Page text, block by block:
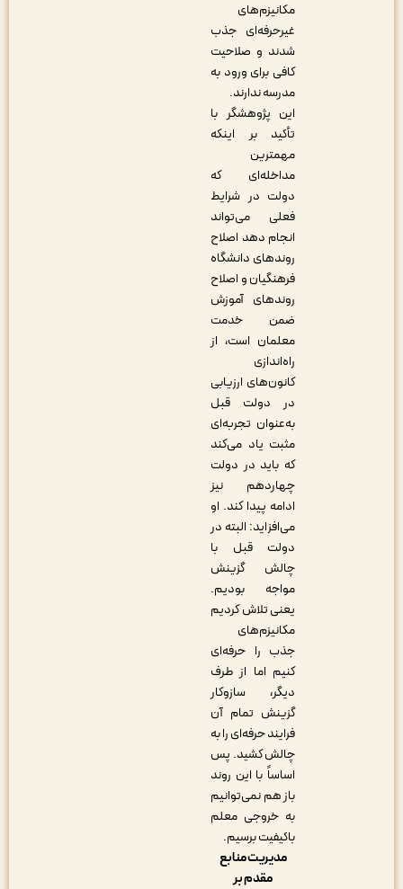
مکانیزم‌های
غیرحرفه‌ای جذب
شدند و صلاحیت
کافی برای ورود به
مدرسه ندارند.
این پژوهشگر با
تأکید بر اینکه
مهمترین
مداخله‌ای که‌
دولت در شرایط
فعلی می‌تواند
انجام دهد اصلاح
روندهای دانشگاه
فرهنگیان و اصلاح
روندهای آموزش
ضمن خدمت
معلمان است، از
راه‌اندازی
کانون‌های ارزیابی
در دولت قبل
به‌عنوان تجربه‌ای
مثبت یاد می‌کند
که باید در دولت
چهاردهم نیز
ادامه پیدا کند. او
می‌افزاید: البته در
دولت قبل با
چالش گزینش
مواجه بودیم.
یعنی تلاش کردیم
مکانیزم‌های
جذب را حرفه‌ای
کنیم اما از طرف
دیگر، سازوکار
گزینش تمام آن
فرایند حرفه‌ای را به
چالش ‌کشید. پس
اساساً با این روند
باز هم نمی‌توانیم
به خروجی معلم
باکیفیت برسیم.
مدیریت منابع